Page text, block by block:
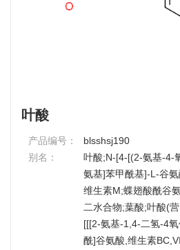
叶酸
产品编号：
blsshsj190
别名：
叶酸;N-[4-[(2-氨基-4-
氨基]苯甲酰基]-L-谷
维生素M;蝶翅酸酰谷
二水合物;葉酸;叶酸(
[[[2-氨基-1,4-二氢-4
酰]谷氨酸,维生素